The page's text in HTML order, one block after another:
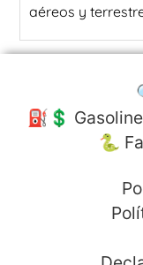
aéreos y
⛽️💲
🐍